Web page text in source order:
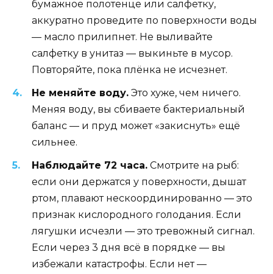
бумажное полотенце или салфетку,
аккуратно проведите по поверхности воды
— масло прилипнет. Не выливайте
салфетку в унитаз — выкиньте в мусор.
Повторяйте, пока плёнка не исчезнет.
Не меняйте воду. Это хуже, чем ничего.
Меняя воду, вы сбиваете бактериальный
баланс — и пруд может «закиснуть» ещё
сильнее.
Наблюдайте 72 часа. Смотрите на рыб:
если они держатся у поверхности, дышат
ртом, плавают нескоординированно — это
признак кислородного голодания. Если
лягушки исчезли — это тревожный сигнал.
Если через 3 дня всё в порядке — вы
избежали катастрофы. Если нет —